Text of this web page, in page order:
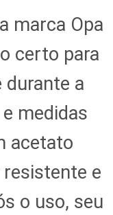
marca Opa
certo para
durante a
medidas
acetato
e
o uso, seu